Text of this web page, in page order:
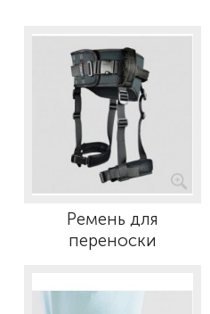
Ремень для
переноски